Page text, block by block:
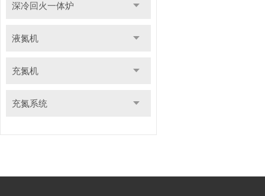
深冷回火一体炉
液氮机
充氮机
充氮系统